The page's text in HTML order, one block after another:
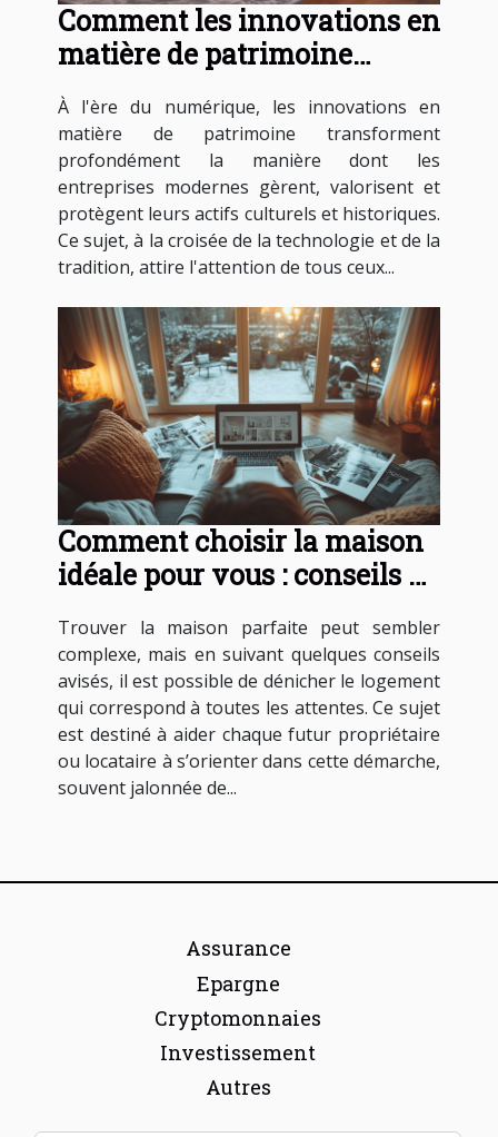
Comment les innovations en
matière de patrimoine
influencent-elles les
entreprises modernes ?
À l'ère du numérique, les innovations en
matière de patrimoine transforment
profondément la manière dont les
entreprises modernes gèrent, valorisent et
protègent leurs actifs culturels et historiques.
Ce sujet, à la croisée de la technologie et de la
tradition, attire l'attention de tous ceux...
Comment choisir la maison
idéale pour vous : conseils et
Trouver la maison parfaite peut sembler
complexe, mais en suivant quelques conseils
avisés, il est possible de dénicher le logement
qui correspond à toutes les attentes. Ce sujet
est destiné à aider chaque futur propriétaire
ou locataire à s’orienter dans cette démarche,
souvent jalonnée de...
Assurance
Epargne
Cryptomonnaies
Investissement
Autres